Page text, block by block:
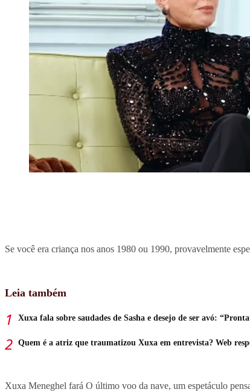
Se você era criança nos anos 1980 ou 1990, provavelmente
Leia também
Xuxa fala sobre saudades de Sasha e desejo de ser avó:
Quem é a atriz que traumatizou Xuxa em entrevista? Web
Xuxa Meneghel fará O último voo da nave, um espetáculo